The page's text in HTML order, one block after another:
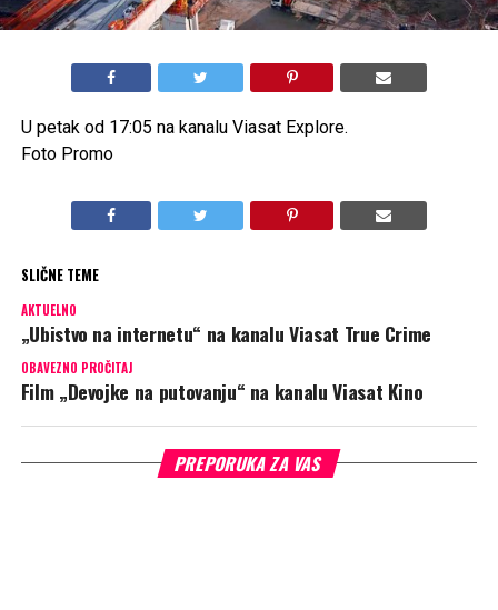
U petak od 17:05 na kanalu Viasat Explore.
Foto Promo
SLIČNE TEME
AKTUELNO
„Ubistvo na internetu“ na kanalu Viasat True Crime
OBAVEZNO PROČITAJ
Film „Devojke na putovanju“ na kanalu Viasat Kino
PREPORUKA ZA VAS